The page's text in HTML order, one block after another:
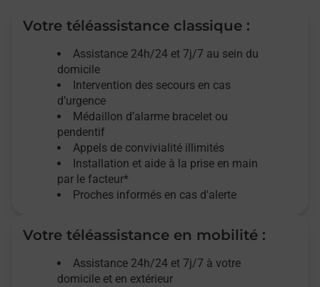
Votre téléassistance classique :
Assistance 24h/24 et 7j/7 au sein du
domicile
Intervention des secours en cas
d’urgence
Médaillon d’alarme bracelet ou
pendentif
Appels de convivialité illimités
Installation et aide à la prise en main
par le facteur*
Proches informés en cas d'alerte
Votre téléassistance en mobilité :
Assistance 24h/24 et 7j/7 à votre
domicile et en extérieur